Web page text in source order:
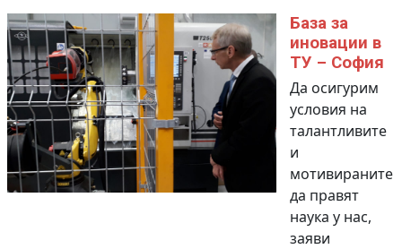
База за
иновации в
ТУ – София
Да осигурим
условия на
талантливите
и
мотивираните
да правят
наука у нас,
заяви